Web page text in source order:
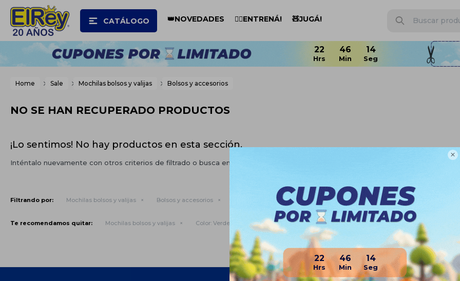

22 46 14
CATÁLOGO 👑NOVEDADES 🏋️‍♂️ENTRENÁ! 🧸JUGÁ!
Home Sale Mochilas bolsos y valijas Bolsos y accesorios
NO SE HAN RECUPERADO PRODUCTOS
¡Lo sentimos! No hay productos en esta sección.
Inténtalo nuevamente con otros criterios de filtrado o busca en otras secciones de nuestro catálogo.
Filtrando por: Mochilas bolsos y valijas Bolsos y accesorios Verde Quitar filtros
Te recomendamos quitar: Mochilas bolsos y valijas Color: Verde